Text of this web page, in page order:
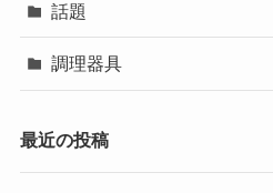
話題
調理器具
最近の投稿